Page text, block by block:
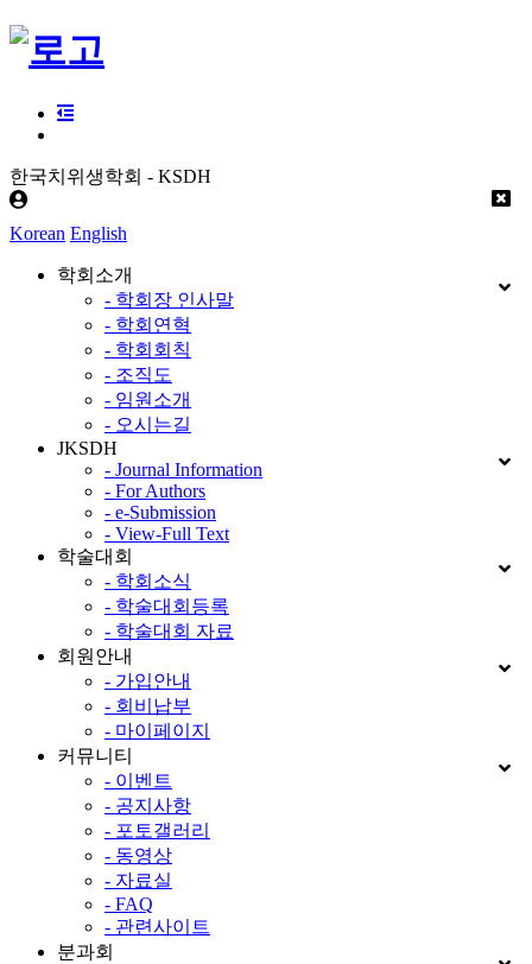
한국치위생학회 - KSDH
Korean English
학회소개
- 학회장 인사말
- 학회연혁
- 학회회칙
- 조직도
- 임원소개
- 오시는길
JKSDH
- Journal Information
- For Authors
- e-Submission
- View-Full Text
학술대회
- 학회소식
- 학술대회등록
- 학술대회 자료
회원안내
- 가입안내
- 회비납부
- 마이페이지
커뮤니티
- 이벤트
- 공지사항
- 포토갤러리
- 동영상
- 자료실
- FAQ
- 관련사이트
분과회